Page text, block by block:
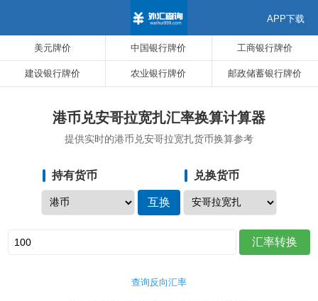
美元牌价 中国银行牌价 工商银行牌价
建设银行牌价 农业银行牌价 邮政储蓄银行牌价
APP下载
港币兑安哥拉宽扎汇率换算计算器
提供实时的港币兑安哥拉宽扎货币换算参考
持有货币 兑换货币
查询反向汇率